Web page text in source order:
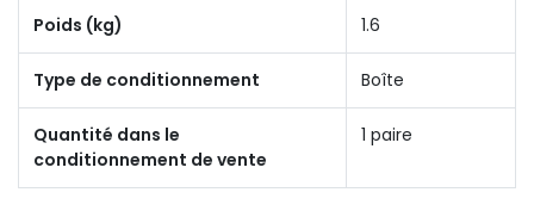
Poids (kg) 1.6
Type de conditionnement Boîte
Quantité dans le
conditionnement de vente
1 paire